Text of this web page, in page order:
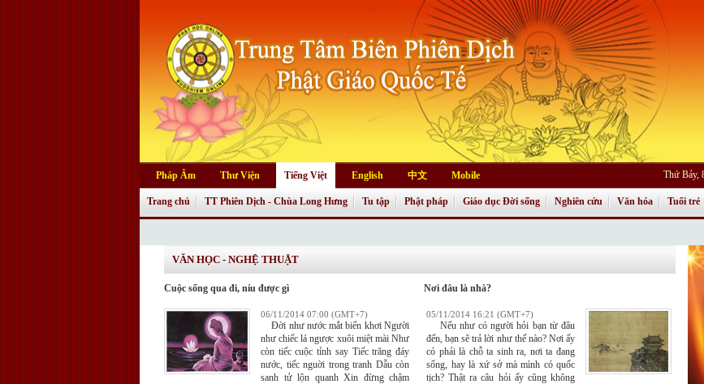
Pháp Âm Thư Viện Tiếng Việt English 中文 Mobile Thứ Bảy,
Trang chủ TT Phiên Dịch - Chùa Long Hưng Tu tập Phật pháp Giáo dục Đời sống Nghiên cứu Văn hóa Tuổi trẻ
VĂN HỌC - NGHỆ THUẬT
Cuộc sống qua đi, níu được gì
06/11/2014 07:00 (GMT+7)
Đời như nước mắt biển khơi Người
như chiếc lá ngược xuôi miệt mài Như
còn tiếc cuộc tỉnh say Tiếc trăng đáy
nước, tiếc nguời trong tranh Dẫu còn
sanh tử lộn quanh Xin đừng chậm
Nơi đâu là nhà?
05/11/2014 16:21 (GMT+7)
Nếu như có người hỏi bạn từ đâu
đến, bạn sẽ trả lời như thế nào? Nơi ấy
có phải là chỗ ta sinh ra, nơi ta đang
sống, hay là xứ sở mà mình có quốc
tịch? Thật ra câu hỏi ấy cũng không